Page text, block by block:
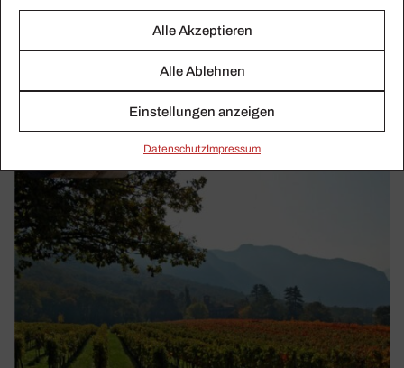
Alle Akzeptieren
Alle Ablehnen
Einstellungen anzeigen
Daten­schutzImpressum